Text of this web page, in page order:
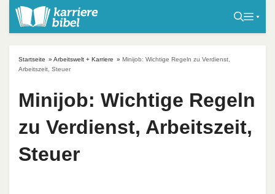
Startseite » Arbeitswelt + Karriere » Minijob: Wichtige Regeln zu Verdienst,
Arbeitszeit, Steuer
Minijob: Wichtige Regeln
zu Verdienst, Arbeitszeit,
Steuer